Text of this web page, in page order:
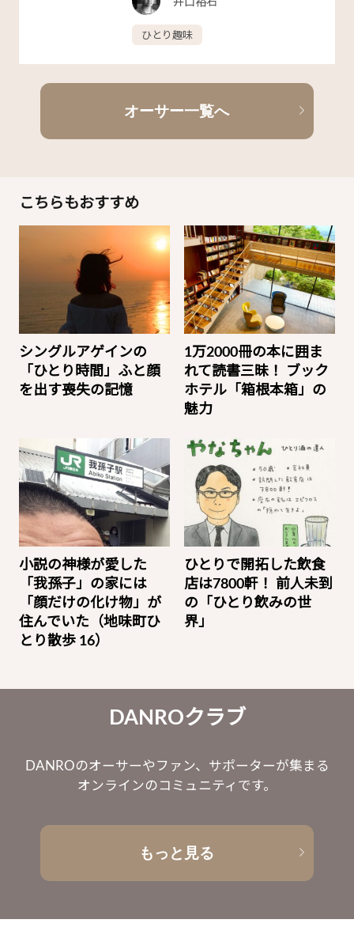
ひとり趣味
オーサー一覧へ
こちらもおすすめ
シングルアゲインの
「ひとり時間」ふと顔
を出す喪失の記憶
1万2000冊の本に囲ま
れて読書三昧！ ブック
ホテル「箱根本箱」の
魅力
小説の神様が愛した
「我孫子」の家には
「顔だけの化け物」が
住んでいた（地味町ひ
とり散歩 16）
ひとりで開拓した飲食
店は7800軒！ 前人未到
の「ひとり飲みの世
界」
DANROクラブ
DANROのオーサーやファン、サポーターが集まる
オンラインのコミュニティです。
もっと見る